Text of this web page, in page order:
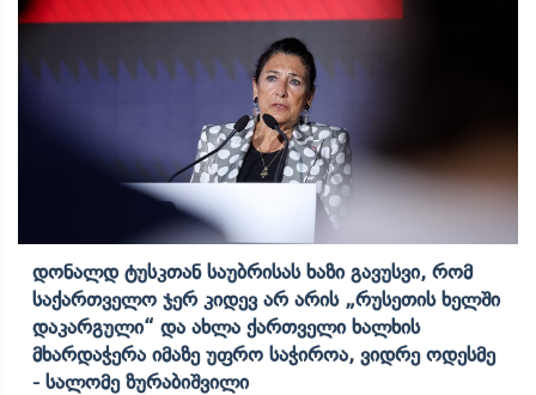
Დონალდ Ტუსკთან Საუბრისას Ხაზი Გავუსვი, Რომ
Საქართველო Ჯერ Კიდევ Არ Არის „რუსეთის Ხელში
Დაკარგული“ Და Ახლა Ქართველი Ხალხის
Მხარდაჭერა Იმაზე Უფრო Საჭიროა, Ვიდრე Ოდესმე
- Სალომე Ზურაბიშვილი